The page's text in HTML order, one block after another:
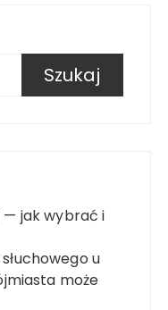
Szukaj
— jak wybrać i
u
może